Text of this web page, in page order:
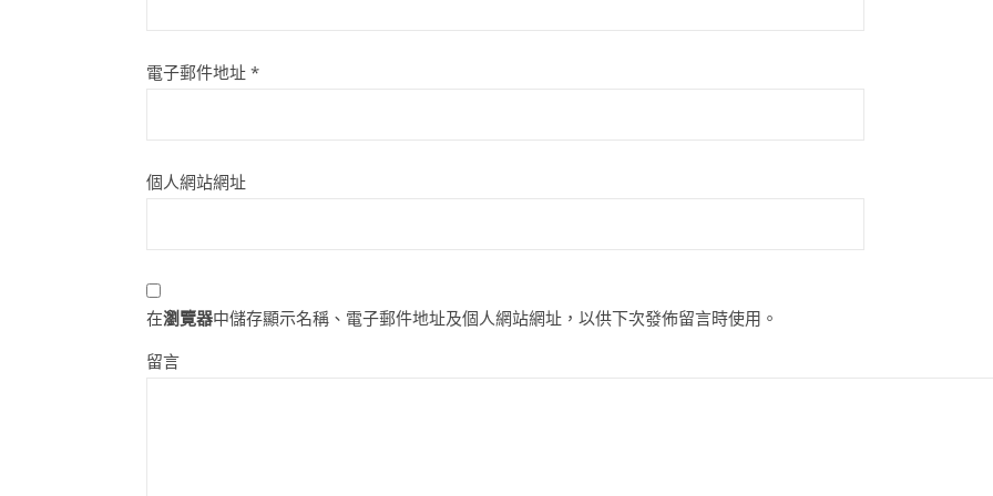
電子郵件地址 *
個人網站網址
在瀏覽器中儲存顯示名稱、電子郵件地址及個人網站網址，以供下次發佈留言時使用。
留言